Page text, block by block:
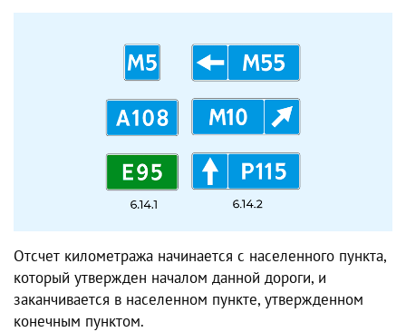
Отсчет километража начинается с населенного пункта,
который утвержден началом данной дороги, и
заканчивается в населенном пункте, утвержденном
конечным пунктом.